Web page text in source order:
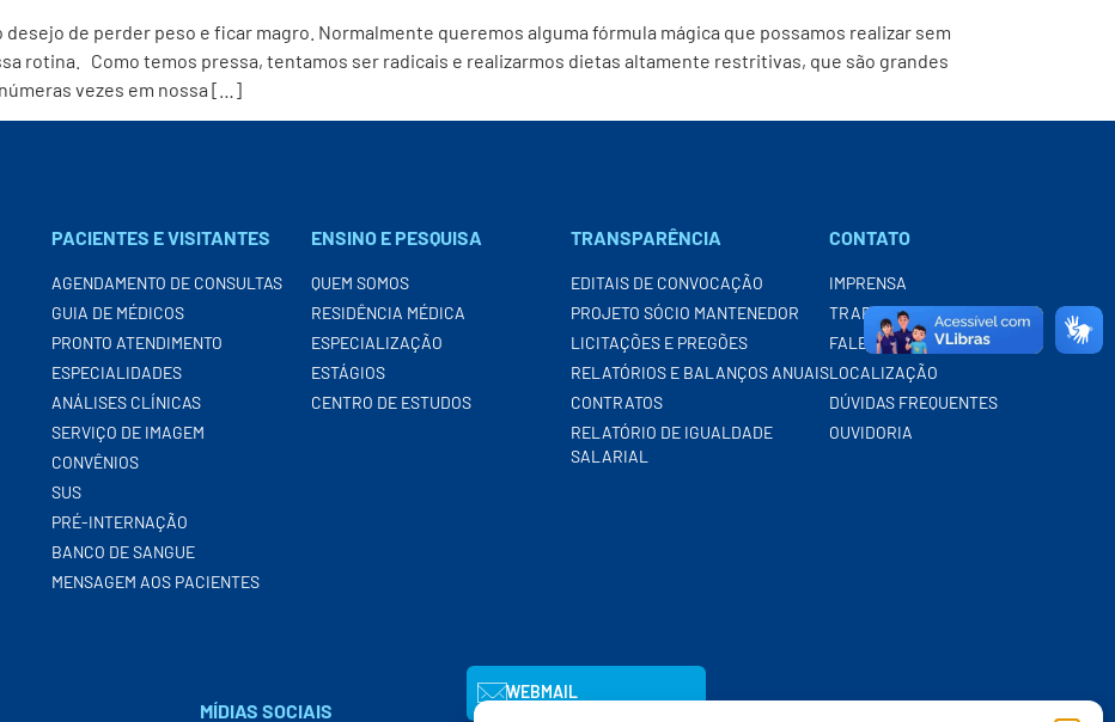
de perder peso e ficar magro. Normalmente queremos alguma fórmula mágica que possamos realizar sem
rotina. Como temos pressa, tentamos ser radicais e realizarmos dietas altamente restritivas, que são grandes
vezes em nossa […]
PACIENTES E VISITANTES
AGENDAMENTO DE CONSULTAS
GUIA DE MÉDICOS
PRONTO ATENDIMENTO
ESPECIALIDADES
ANÁLISES CLÍNICAS
SERVIÇO DE IMAGEM
CONVÊNIOS
SUS
PRÉ-INTERNAÇÃO
BANCO DE SANGUE
MENSAGEM AOS PACIENTES
ENSINO E PESQUISA
QUEM SOMOS
RESIDÊNCIA MÉDICA
ESPECIALIZAÇÃO
ESTÁGIOS
CENTRO DE ESTUDOS
TRANSPARÊNCIA
EDITAIS DE CONVOCAÇÃO
PROJETO SÓCIO MANTENEDOR
LICITAÇÕES E PREGÕES
RELATÓRIOS E BALANÇOS ANUAIS
CONTRATOS
RELATÓRIO DE IGUALDADE
SALARIAL
CONTATO
IMPRENSA
TRABALHE CONOSCO
FALE CONOSCO
LOCALIZAÇÃO
DÚVIDAS FREQUENTES
OUVIDORIA
MÍDIAS SOCIAIS
WEBMAIL